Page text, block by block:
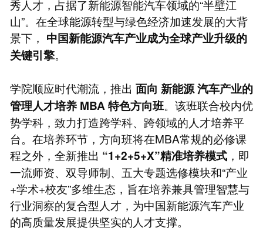
秀人才，占据了新能源智能汽车领域的“半壁江
山”。在全球能源转型与绿色经济加速发展的大背
景下， 中国新能源汽车产业成为全球产业升级的
关键引擎。
学院顺应时代潮流，推出 面向 新能源汽车产业的
管理人才培养 MBA特色方向班。该班联合校内优
势学科，致力打造跨学科、跨领域的人才培养平
台。在培养环节，方向班将在MBA常规的必修课
程之外，全新推出 “1+2+5+X”精准培养模式，即
一流师资、双导师制、五大专题选修模块和“产业
+学术+校友”多维生态，旨在培养兼具管理智慧与
行业洞察的复合型人才，为中国新能源汽车产业
的高质量发展提供坚实的人才支撑。